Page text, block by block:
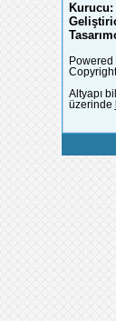
Kurucu:
Altyapı
üzerinde